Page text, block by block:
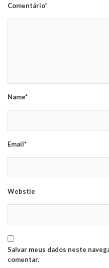
Comentário*
Name*
Email*
Webstie
Salvar meus dados neste
comentar.